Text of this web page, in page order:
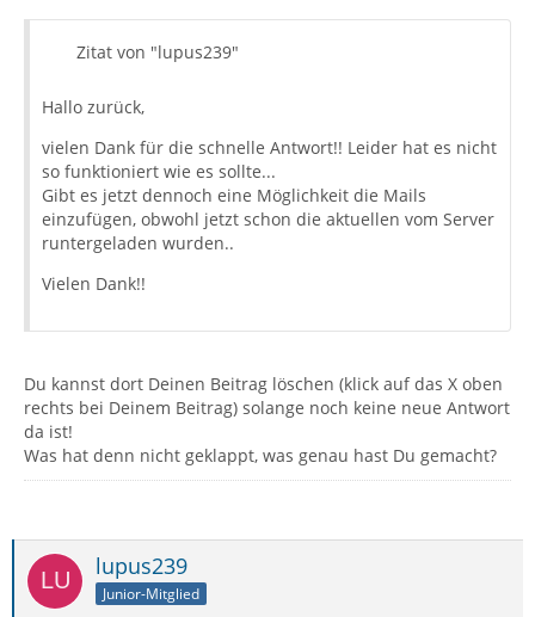
Zitat von "lupus239"
Hallo zurück,
vielen Dank für die schnelle Antwort!! Leider hat es nicht
so funktioniert wie es sollte...
Gibt es jetzt dennoch eine Möglichkeit die Mails
einzufügen, obwohl jetzt schon die aktuellen vom Server
runtergeladen wurden..
Vielen Dank!!
Du kannst dort Deinen Beitrag löschen (klick auf das X oben
rechts bei Deinem Beitrag) solange noch keine neue Antwort
da ist!
Was hat denn nicht geklappt, was genau hast Du gemacht?
lupus239
Junior-Mitglied